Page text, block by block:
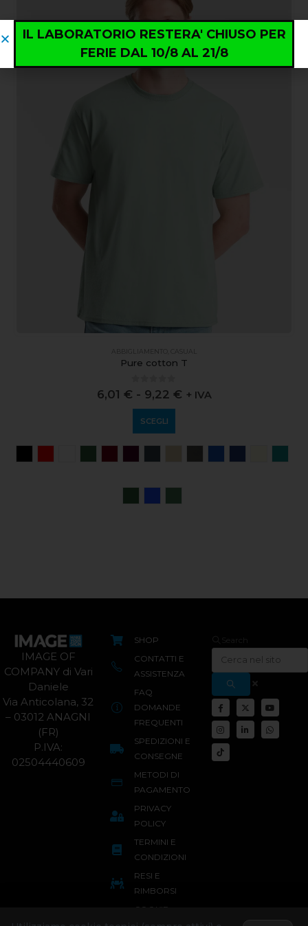
ABBIGLIAMENTO CASUAL
Pure cotton T
0 out of 5
6,01 € - 9,22 € + IVA
SCEGLI
IMAGE OF
COMPANY di Vari
Daniele
Via Anticolana, 32
– 03012 ANAGNI
(FR)
P.IVA:
02504440609
SHOP
CONTATTI E
ASSISTENZA
FAQ
DOMANDE
FREQUENTI
SPEDIZIONI E
CONSEGNE
METODI DI
PAGAMENTO
PRIVACY
POLICY
TERMINI E
CONDIZIONI
RESI E
RIMBORSI
COOKIE
IL LABORATORIO RESTERA' CHIUSO PER
FERIE DAL 10/8 AL 21/8